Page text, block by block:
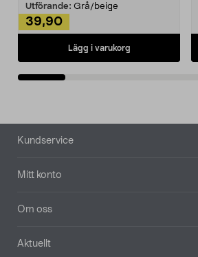
Utförande: Grå/beige
39,90
Lägg i varukorg
Sidfot
Kundservice
Mitt konto
Om oss
Aktuellt